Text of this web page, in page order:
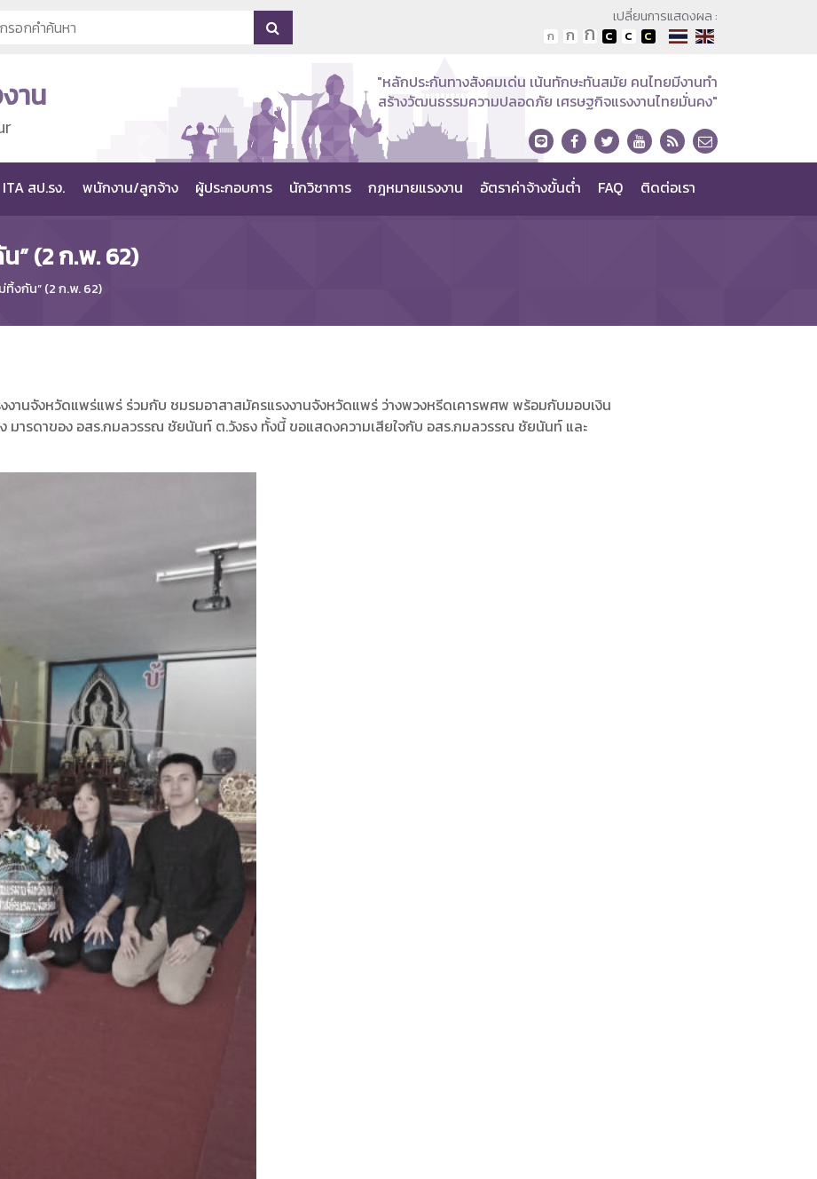
เปลี่ยนการแสดงผล :
าน
"หลักประกันทางสังคมเด่น เน้นทักษะทันสมัย คนไทยมีงานทำ
สร้างวัฒนธรรมความปลอดภัย เศรษฐกิจแรงงานไทยมั่นคง"
ITA สป.รง. พนักงาน/ลูกจ้าง ผู้ประกอบการ นักวิชาการ กฎหมายแรงงาน อัตราค่าจ้างขั้นต่ำ FAQ ติดต่อเรา
” (2 ก.พ. 62)
ทิ้งกัน” (2 ก.พ. 62)
งหวัดแพร่แพร่ ร่วมกับ ชมรมอาสาสมัครแรงงานจังหวัดแพร่ ว่างพวงหรีดเคารพศพ พร้อมกับมอบเงิน
มารดาของ อสร.กมลวรรณ ชัยนันท์ ต.วังธง ทั้งนี้ ขอแสดงความเสียใจกับ อสร.กมลวรรณ ชัยนันท์ และ